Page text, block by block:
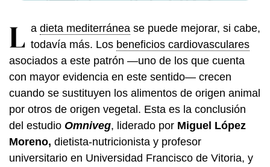
L a dieta mediterránea se puede mejorar, si cabe,
todavía más. Los beneficios cardiovasculares
asociados a este patrón —uno de los que cuenta
con mayor evidencia en este sentido— crecen
cuando se sustituyen los alimentos de origen animal
por otros de origen vegetal. Esta es la conclusión
del estudio Omniveg, liderado por Miguel López
Moreno, dietista-nutricionista y profesor
universitario en Universidad Francisco de Vitoria, y